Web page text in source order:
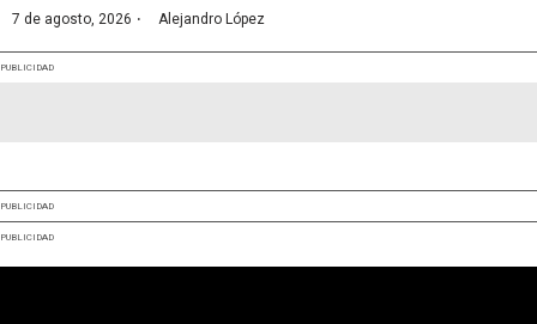
7 de agosto, 2026 · Alejandro López
PUBLICIDAD
PUBLICIDAD
PUBLICIDAD